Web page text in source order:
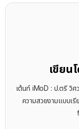
เขียน
เต้นท์ iMoD : ป.ตรี วิ
ความสวยงามแบบเ